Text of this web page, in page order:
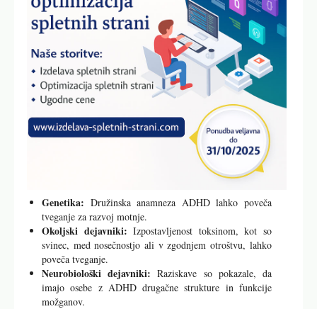
Genetika: Družinska anamneza ADHD lahko poveča
tveganje za razvoj motnje.
Okoljski dejavniki: Izpostavljenost toksinom, kot so
svinec, med nosečnostjo ali v zgodnjem otroštvu, lahko
poveča tveganje.
Neurobiološki dejavniki: Raziskave so pokazale, da
imajo osebe z ADHD drugačne strukture in funkcije
možganov.